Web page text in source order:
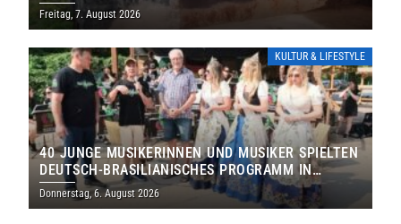
DENKMALS EIN
Freitag, 7. August 2026
KULTUR & LIFESTYLE
40 JUNGE MUSIKERINNEN UND MUSIKER SPIELTEN
DEUTSCH-BRASILIANISCHES PROGRAMM IN
THOLEY
Donnerstag, 6. August 2026